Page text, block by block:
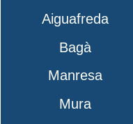
Aiguafreda
Bagà
Manresa
Mura